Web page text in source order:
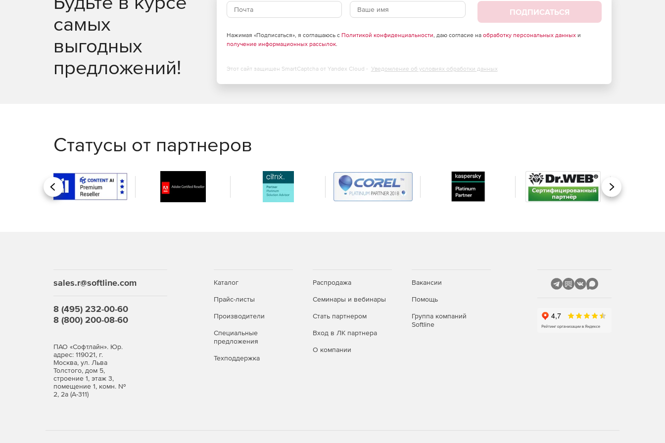
самых
выгодных
предложений!
ПОДПИСАТЬСЯ
Нажимая «Подписаться», я соглашаюсь с Политикой конфиденциальности, даю согласие на обработку персональных данныхи
получение информационных рассылок.
Этот сайт защищен SmartCaptcha от Yandex Cloud - Уведомление об условиях обработки данных
Статусы от партнеров
Назад Вперед
sales.r@softline.com
8 (495) 232-00-60
8 (800) 200-08-60
ПАО «Софтлайн». Юр.
адрес: 119021, г.
Москва, ул. Льва
Толстого, дом 5,
строение 1, этаж 3,
помещение 1, комн. №
2, 2а (А-311)
Каталог
Прайс-листы
Производители
Специальные
предложения
Техподдержка
Распродажа
Семинары и вебинары
Стать партнером
Вход в ЛК партнера
О компании
Вакансии
Помощь
Группа компаний
Softline